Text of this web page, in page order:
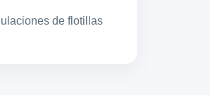
de flotillas